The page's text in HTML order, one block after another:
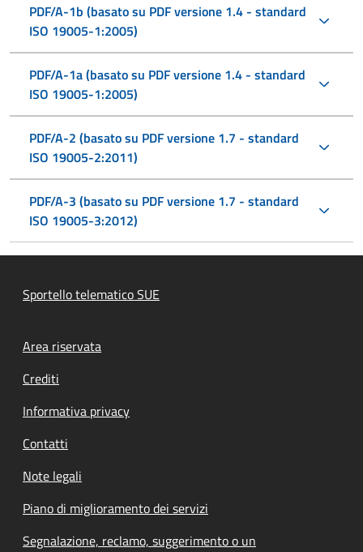
PDF/A-1b (basato su PDF versione 1.4 - standard
ISO 19005-1:2005)
PDF/A-1a (basato su PDF versione 1.4 - standard
ISO 19005-1:2005)
PDF/A-2 (basato su PDF versione 1.7 - standard
ISO 19005-2:2011)
PDF/A-3 (basato su PDF versione 1.7 - standard
ISO 19005-3:2012)
Sportello telematico SUE
Footer menu
Area riservata
Crediti
Informativa privacy
Contatti
Note legali
Piano di miglioramento dei servizi
Segnalazione, reclamo, suggerimento o un